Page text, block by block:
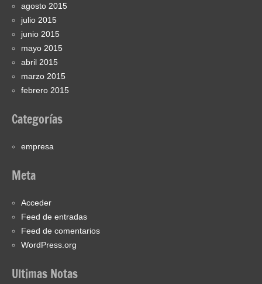
agosto 2015
julio 2015
junio 2015
mayo 2015
abril 2015
marzo 2015
febrero 2015
Categorías
empresa
Meta
Acceder
Feed de entradas
Feed de comentarios
WordPress.org
Ultimas Notas